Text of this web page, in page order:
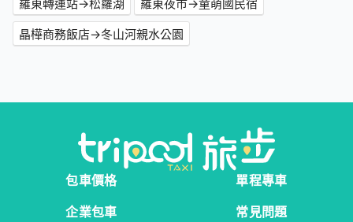
羅東轉運站→松蘿湖
羅東夜市→童萌國民宿
晶樺商務飯店→冬山河親水公園
包車價格
單程專車
企業包車
常見問題